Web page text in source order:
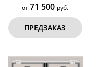
от71 500 руб.
ПРЕДЗАКАЗ